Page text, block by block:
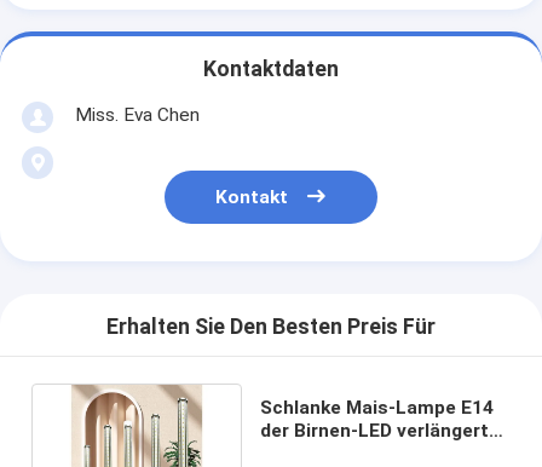
Kontaktdaten
Miss. Eva Chen
Kontakt
Erhalten Sie Den Besten Preis Für
Schlanke Mais-Lampe E14
der Birnen-LED verlängerte